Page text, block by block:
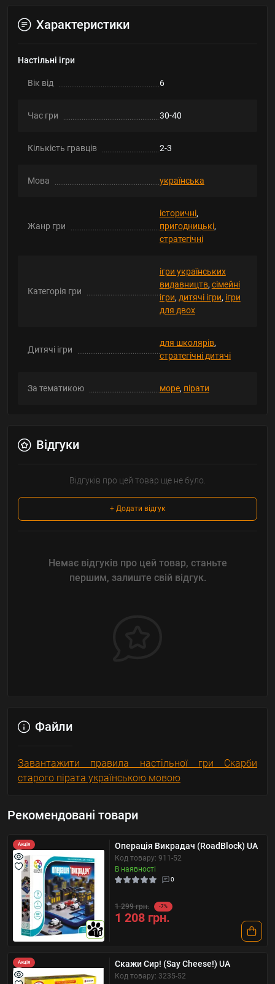
Характеристики
Настільні ігри
Вік від 6
Час гри 30-40
Кількість гравців 2-3
Мова українська
Жанр гри
історичні,
пригодницькі,
стратегічні
Категорія гри
ігри українських
видавництв, сімейні
ігри, дитячі ігри, ігри
для двох
Дитячі ігри
для школярів,
стратегічні дитячі
За тематикою море, пірати
Відгуки
Відгуків про цей товар ще не було.
+ Додати відгук
Немає відгуків про цей товар, станьте
першим, залиште свій відгук.
Файли
Завантажити правила настільної гри Скарби
старого пірата українською мовою
Рекомендовані товари
Акція
10
Операція Викрадач (RoadBlock) UA
Код товару: 911-52
В наявності
0
1 299 грн. -7%
1 208 грн.
Акція Скажи Сир! (Say Cheese!) UA
Код товару: 3235-52